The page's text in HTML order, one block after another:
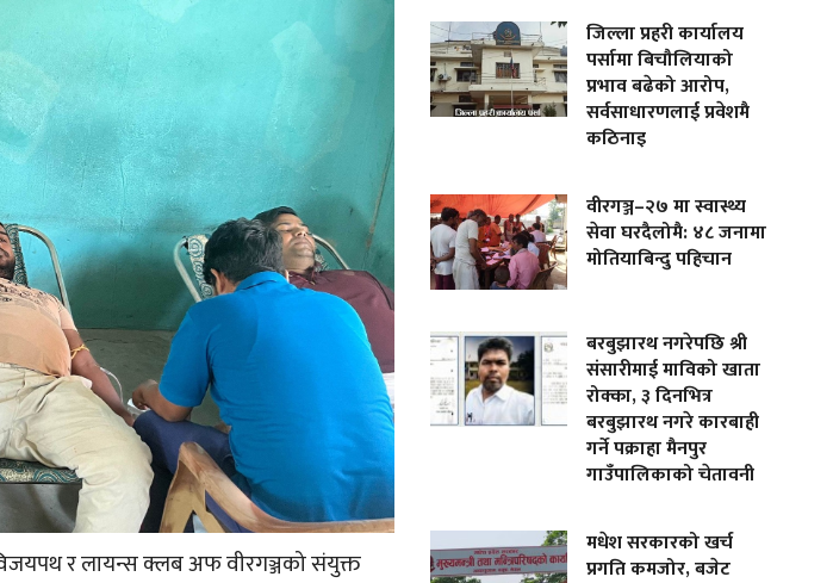
र लायन्स क्लब अफ वीरगञ्जको संयुक्त
जिल्ला प्रहरी कार्यालय
पर्सामा बिचौलियाको
प्रभाव बढेको आरोप,
सर्वसाधारणलाई प्रवेशमै
कठिनाइ
वीरगञ्ज–२७ मा स्वास्थ्य
सेवा घरदैलोमै: ४८ जनामा
मोतियाबिन्दु पहिचान
बरबुझारथ नगरेपछि श्री
संसारीमाई माविको खाता
रोक्का, ३ दिनभित्र
बरबुझारथ नगरे कारबाही
गर्ने पक्राहा मैनपुर
गाउँपालिकाको चेतावनी
मधेश सरकारको खर्च
प्रगति कमजोर, बजेट